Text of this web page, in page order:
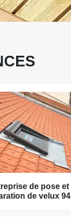
de pose et
de velux 94